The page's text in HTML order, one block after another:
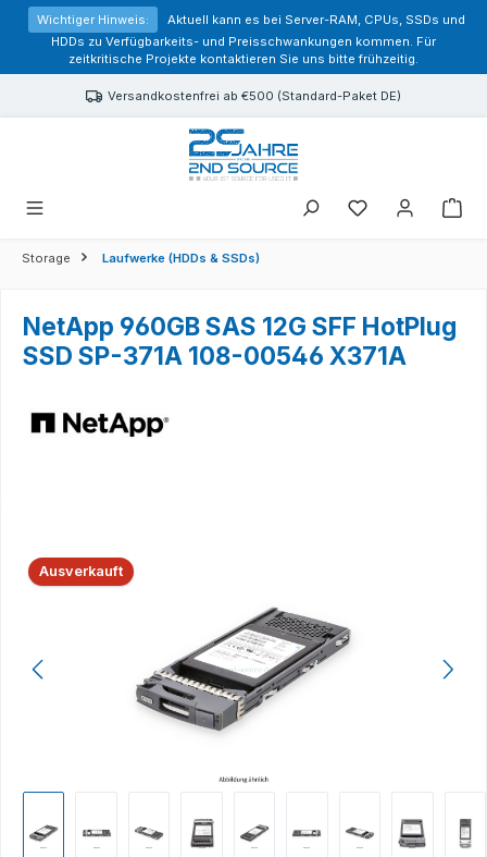
springen
Wichtiger Hinweis:
Aktuell kann es bei Server-RAM, CPUs, SSDs und
HDDs zu Verfügbarkeits- und Preisschwankungen kommen. Für
zeitkritische Projekte kontaktieren Sie uns bitte frühzeitig.
Versandkostenfrei ab €500 (Standard-Paket DE)
Sie haben 0
Storage Laufwerke (HDDs & SSDs)
NetApp 960GB SAS 12G SFF HotPlug
SSD SP-371A 108-00546 X371A
Bildergalerie überspringen
Ausverkauft